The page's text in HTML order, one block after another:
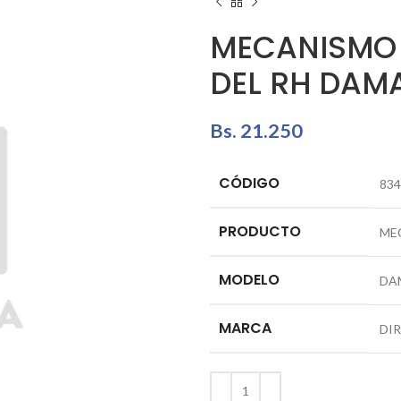
DEL RH
Bs. 21.250
CÓDIGO
PRODUCTO
MODELO
MARCA